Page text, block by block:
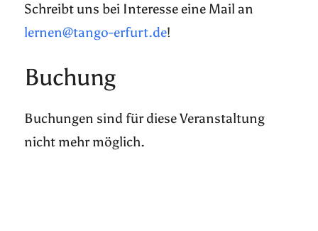
Schreibt uns bei Interesse eine Mail an
lernen@tango-erfurt.de!
Buchung
Buchungen sind für diese Veranstaltung
nicht mehr möglich.